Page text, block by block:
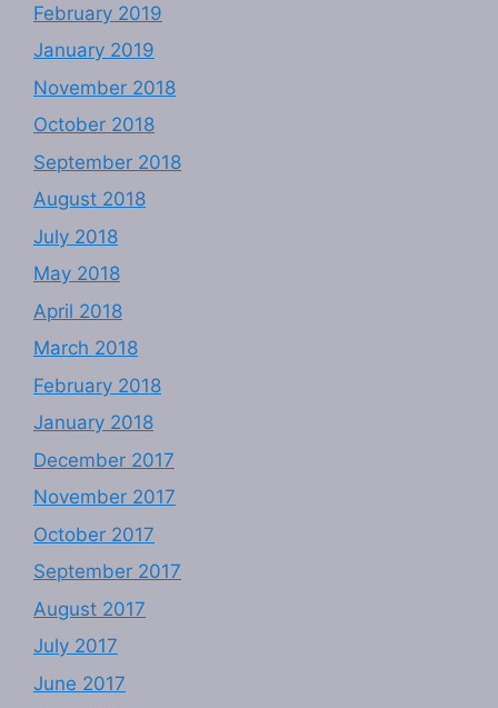
February 2019
January 2019
November 2018
October 2018
September 2018
August 2018
July 2018
May 2018
April 2018
March 2018
February 2018
January 2018
December 2017
November 2017
October 2017
September 2017
August 2017
July 2017
June 2017